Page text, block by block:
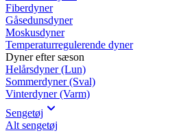
Fiberdyner
Gåsedunsdyner
Moskusdyner
Temperaturregulerende dyner
Dyner efter sæson
Helårsdyner (Lun)
Sommerdyner (Sval)
Vinterdyner (Varm)
Sengetøj
Alt sengetøj